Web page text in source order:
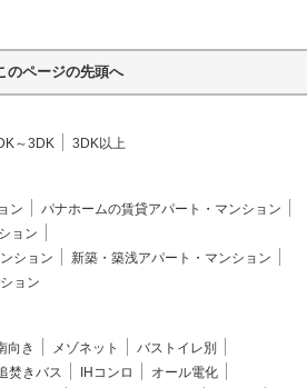
のページの先頭へ
～3DK 3DK以上
ン
パナホームの賃貸アパート・マンション
ョン
ション
新築・築浅アパート・マンション
ョン
向き メゾネット
バストイレ別
焚きバス IHコンロ
オール電化